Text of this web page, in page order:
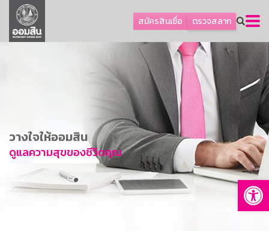
สมัครสินเชื่อ ตรวจสลาก
ลูกค้าธุรกิจ
ลูกค้าผู้ประกอบรายย่อย
การพัฒนาที่ยั่งยืน
ข่าวสาร
บริการทางการเงิน
อื่นๆ
วางใจให้ออมสิน
ดูแลความสุขของชีวิตคุณ